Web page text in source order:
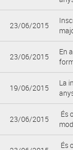
23/06/2015
23/06/2015
En
19/06/2015
La
23/06/2015
És
És